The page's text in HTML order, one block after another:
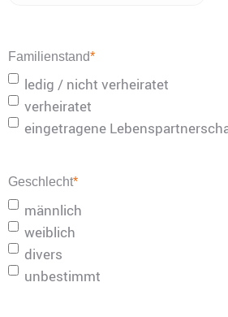
Punkt
JJJJ
Familienstand*
ledig / nicht verheiratet
verheiratet
eingetragene
Geschlecht*
männlich
weiblich
divers
unbestimmt